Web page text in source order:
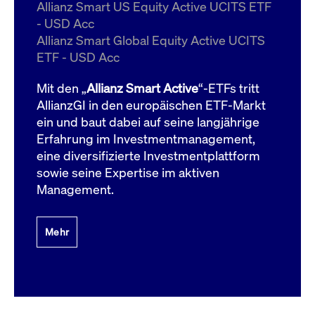
Allianz Smart US Equity Active UCITS ETF
- USD Acc
Allianz Smart Global Equity Active UCITS
ETF - USD Acc
Mit den „Allianz Smart Active“-ETFs tritt
AllianzGI in den europäischen ETF-Markt
ein und baut dabei auf seine langjährige
Erfahrung im Investmentmanagement,
eine diversifizierte Investmentplattform
sowie seine Expertise im aktiven
Management.
Mehr
ApplicationGatewayAffinityCORS
boerse.com
Domain
bis